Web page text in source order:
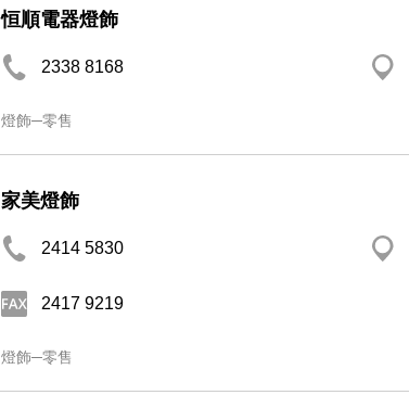
恒順電器燈飾
2338 8168
燈飾─零售
家美燈飾
2414 5830
2417 9219
燈飾─零售